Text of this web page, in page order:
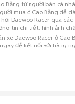
Bằng từ người bán cá
mua ở Cao Bằng dễ
Daewoo Racer qua
tin chi tiết, hình ảnh
xe Daewoo Racer ở Cao
để kết nối với hàng